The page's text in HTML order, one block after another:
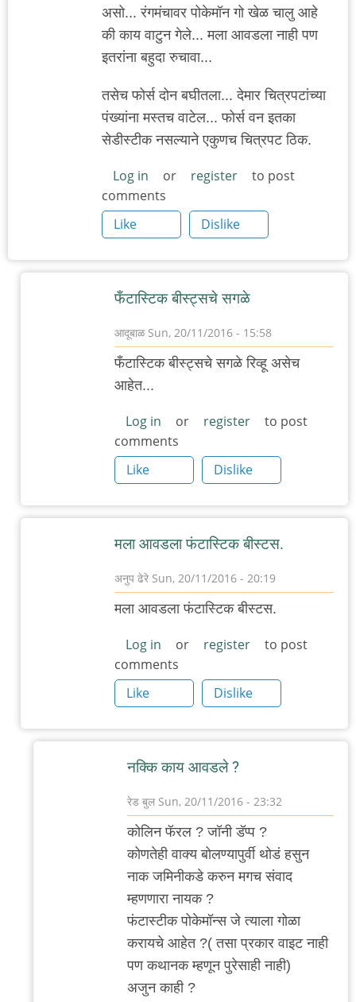
असो... रंगमंचावर पोकेमॉन गो खेळ चालु आहे
की काय वाटुन गेले... मला आवडला नाही पण
इतरांना बहुदा रुचावा...
तसेच फोर्स दोन बघीतला... देमार चित्रपटांच्या
पंख्यांना मस्तच वाटेल... फोर्स वन इतका
सेडीस्टीक नसल्याने एकुणच चित्रपट ठिक.
Log in or register
to post
comments
Like
Dislike
फँटास्टिक बीस्ट्सचे सगळे
आदूबाळSun, 20/11/2016 - 15:58
In
reply
फंटास्टिक
बिस्ट
अन
हाव
टु
देम
पाहिला..
by
बुल
फँटास्टिक बीस्ट्सचे सगळे रिव्हू असेच
आहेत...
Log in or register
to post
comments
Like
Dislike
मला आवडला फंटास्टिक बीस्टस.
अनुप ढेरे Sun, 20/11/2016 - 20:19
In
फंटास्टिक
बिस्ट
अन
हाव
फाइंड
देम
पाहिला..
मला आवडला फंटास्टिक बीस्टस.
Log in or register
to post
comments
Like
Dislike
नक्कि काय आवडले ?
रेड बुल Sun, 20/11/2016 - 23:32
In
reply
आवडला
फंटास्टिक
कोलिन फॅरल ? जॉनी डॅप्प ?
कोणतेही वाक्य बोलण्यापुर्वी थोडं हसुन
नाक जमिनीकडे करुन मगच संवाद
म्हणणारा नायक ?
फंटास्टीक पोकेमॉन्स जे त्याला गोळा
करायचे आहेत ?( तसा प्रकार वाइट नाही
पण कथानक म्हणून पुरेसाही नाही)
अजुन काही ?